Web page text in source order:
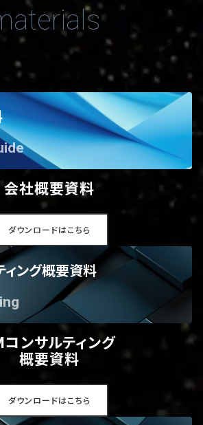
会社概要資料
ダウンロードはこちら
ング概要資料
コンサルティング
概要資料
ダウンロードはこちら